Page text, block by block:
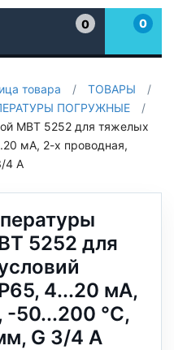
0
0
товара / ТОВАРЫ
/
ПОГРУЖНЫЕ
/
MBT 5252 для тяжелых
мА, 2-х проводная,
4 А
5252 для
4...20 мА,
-50...200 °C,
G 3/4 А